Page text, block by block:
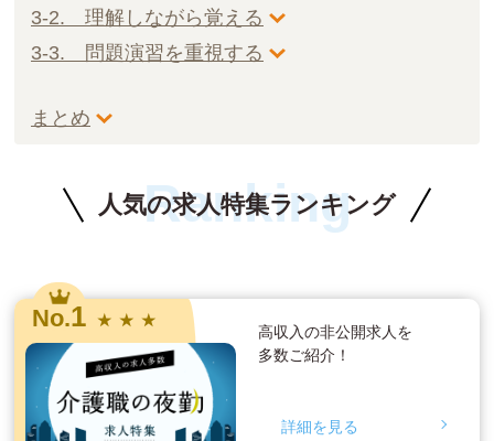
3-2. 理解しながら覚える
3-3. 問題演習を重視する
まとめ
人気の求人特集ランキング
Ranking
No.1 ★ ★ ★
高収入の非公開求人を
多数ご紹介！
詳細を見る